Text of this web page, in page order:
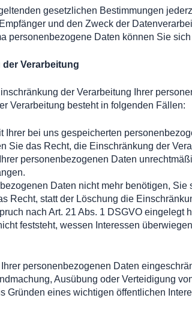
gesetzlichen Bestimmungen
und den Zweck der
personenbezogene Daten können Sie
Verarbeitung
der Verarbeitung Ihrer
Verarbeitung besteht in folgenden Fällen:
Ihrer bei uns gespeicherten
Sie das Recht, die Einschränkung der
personenbezogenen Daten
Daten nicht mehr benötigen,
Recht, statt der Löschung die
nach Art. 21 Abs. 1 DSGVO
feststeht, wessen Interessen
personenbezogenen Daten
Ausübung oder Verteidigung
Gründen eines wichtigen öffentlichen